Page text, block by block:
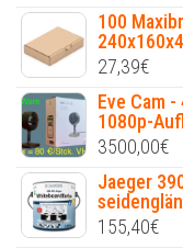
100
27,39€
Eve Cam
1080p-
3500,00€
Jaeger
155,40€